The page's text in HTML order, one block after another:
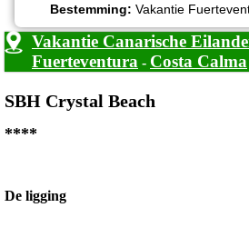
Bestemming: Vakantie
Vakantie Canarische
Fuerteventura - Costa Calma
SBH Crystal Beach
****
De ligging